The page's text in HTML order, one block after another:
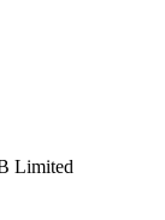
Limited